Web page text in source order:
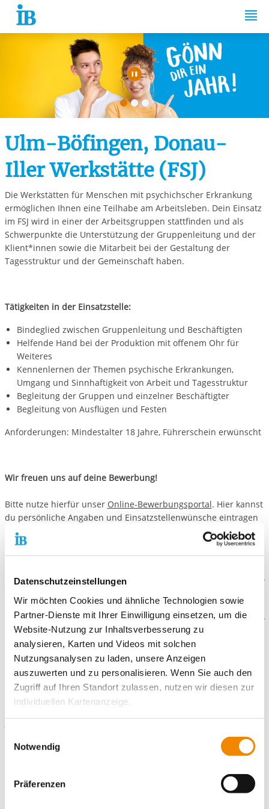
Datenschutzeinstellungen
Wir möchten Cookies und ähnliche Technologien sowie
Partner-Dienste mit Ihrer Einwilligung einsetzen, um die
Website-Nutzung zur Inhaltsverbesserung zu
analysieren, Karten und Videos mit solchen
Nutzungsanalysen zu laden, unsere Anzeigen
auszuwerten und zu personalisieren. Wenn Sie auch den
Zugriff auf Ihren Standort zulassen, nutzen wir diesen zur
individuellen Kartenanzeige.
unsere Partner Daten wie Ihre IP-Adresse und
verarbeiten diese zusammen mit Daten von anderen
Websites. Die Partner erkennen mitunter auch, wenn Sie
zum Website-Besuch verschiedene Geräte verwenden,
Notwendig
Präferenzen
Springe zum Inhalt
Automatische
Ulm-Böfingen, Donau-
Iller Werkstätte (FSJ)
Die Werkstätten für Menschen mit psychichscher Erkrankung
ermöglichen Ihnen eine Teilhabe am Arbeitsleben. Dein Einsatz
im FSJ wird in einer der Arbeitsgruppen stattfinden und als
Schwerpunkte die Unterstützung der Gruppenleitung und der
Klient*innen sowie die Mitarbeit bei der Gestaltung der
Tagesstruktur und der Gemeinschaft haben.
Tätigkeiten in der Einsatzstelle:
Bindeglied zwischen Gruppenleitung und Beschäftigten
Helfende Hand bei der Produktion mit offenem Ohr für
Weiteres
Kennenlernen der Themen psychische Erkrankungen,
Umgang und Sinnhaftigkeit von Arbeit und Tagesstruktur
Begleitung der Gruppen und einzelner Beschäftigter
Begleitung von Ausflügen und Festen
Anforderungen: Mindestalter 18 Jahre, Führerschein erwünscht
Wir freuen uns auf deine Bewerbung!
Bitte nutze hierfür unser Online-Bewerbungsportal. Hier kannst
du persönliche Angaben und Einsatzstellenwünsche eintragen
sowie die notwendigen Unterlagen (bitte im PNG-, JPG- oder
PDF-Format) direkt hochladen.
Blaustein, Donau-Iller Werkstätte (FSJ)
Neu-Ulm, Donau-Iller Werkstätte (FSJ)
Illertissen, Donau-Iller-Werkstätte (FSJ)
Ulm-Jungingen, Donau-Iller Werkstätte (FSJ)
Senden, Donau-Iller-Werkstätte (FSJ)
Neu-Ulm, Museumscafé der Lebenshilfe (FSJ)
Galerie
Kontaktiere uns!
E-Mail schreiben
Freiwilligendienste Ulm
Magirusstr. 41